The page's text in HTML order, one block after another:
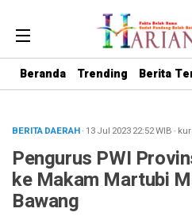
Beranda Trending Berita
BERITA DAERAH· 13 Jul 202322:52WIB ·
Pengurus PWI
ke Makam Martubi
Bawang